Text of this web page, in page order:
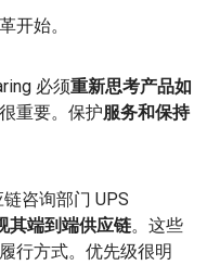
开始。
必须重新思考产品如
重要。保护服务和保持
咨询部门 UPS
其端到端供应链。这些
行方式。优先级很明